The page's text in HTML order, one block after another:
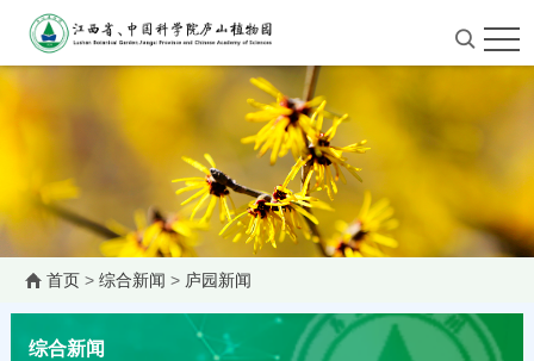
首页> 综合新闻 > 庐园新闻
综合新闻